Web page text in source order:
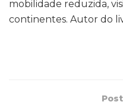
mobilidade reduzida,
continentes. Autor do